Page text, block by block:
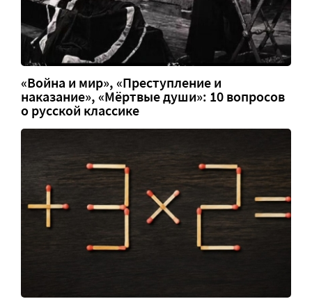
«Война и мир», «Преступление и
наказание», «Мёртвые души»: 10 вопросов
о русской классике